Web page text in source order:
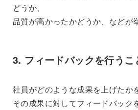
どうか、
品質が高かったかどうか、などが
3. フィードバックを行うこ
社員がどのような成果を上げたか
その成果に対してフィードバック